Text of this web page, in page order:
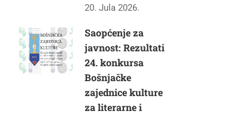
20. Jula 2026.
Saopćenje za
javnost: Rezultati
24. konkursa
Bošnjačke
zajednice kulture
za literarne i